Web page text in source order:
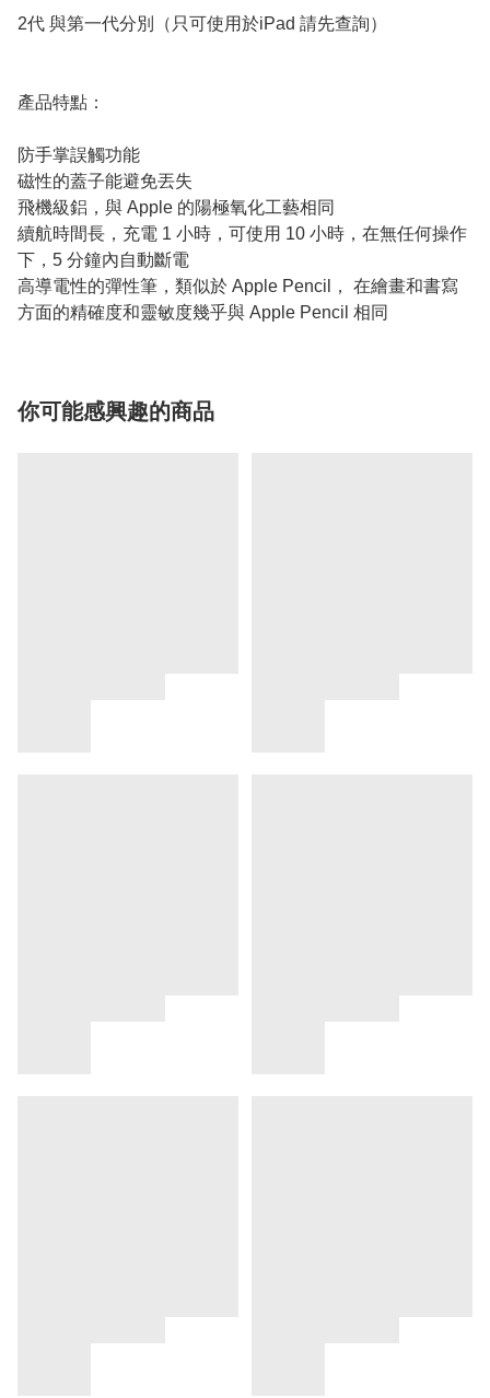
2代 與第一代分別（只可使用於iPad 請先查詢）
產品特點：
防手掌誤觸功能
磁性的蓋子能避免丟失
飛機級鋁，與 Apple 的陽極氧化工藝相同
續航時間長，充電 1 小時，可使用 10 小時，在無任何操作
下，5 分鐘內自動斷電
高導電性的彈性筆，類似於 Apple Pencil， 在繪畫和書寫
方面的精確度和靈敏度幾乎與 Apple Pencil 相同
你可能感興趣的商品